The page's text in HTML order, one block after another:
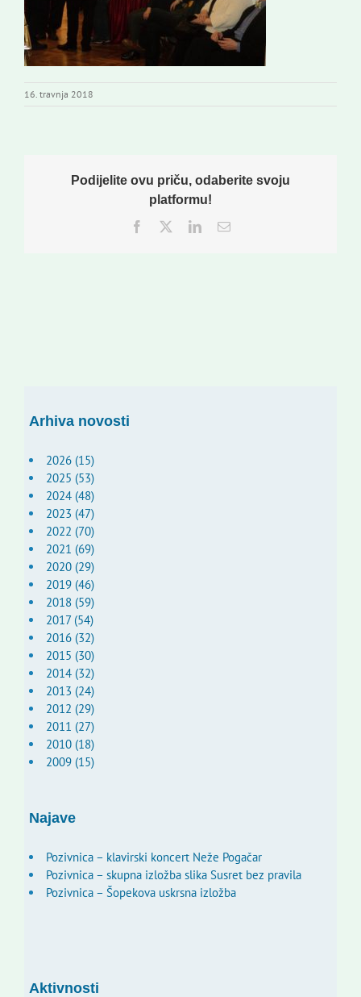
16. travnja 2018
Podijelite ovu priču, odaberite svoju
platformu!
Facebook
TwitterLinkedInEmail:
Arhiva novosti
2026 (15)
2025 (53)
2024 (48)
2023 (47)
2022 (70)
2021 (69)
2020 (29)
2019 (46)
2018 (59)
2017 (54)
2016 (32)
2015 (30)
2014 (32)
2013 (24)
2012 (29)
2011 (27)
2010 (18)
2009 (15)
Najave
Pozivnica – klavirski koncert Neže Pogačar
Pozivnica – skupna izložba slika Susret bez pravila
Pozivnica – Šopekova uskrsna izložba
Aktivnosti